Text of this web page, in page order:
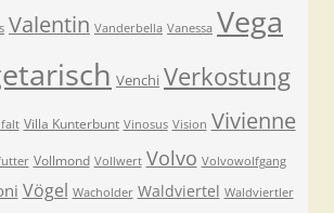
Valentin Vanderbella Vanessa Vega
Venchi Verkostung
Villa Kunterbunt Vinosus Vision Vivienne
Vollmond Vollwert Volvo Volvowolfgang
Vögel Wacholder Waldviertel Waldviertler